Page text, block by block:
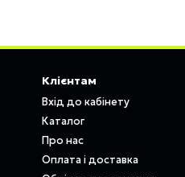
Клієнтам
Вхід до кабінету
Каталог
Про нас
Оплата і доставка